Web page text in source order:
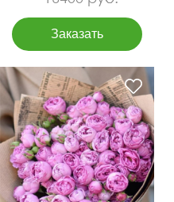
В крафтовой упаковке